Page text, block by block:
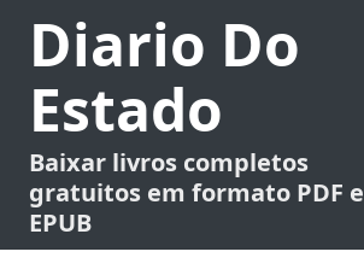
Diario Do
Estado
Baixar livros completos
gratuitos em formato PDF e
EPUB